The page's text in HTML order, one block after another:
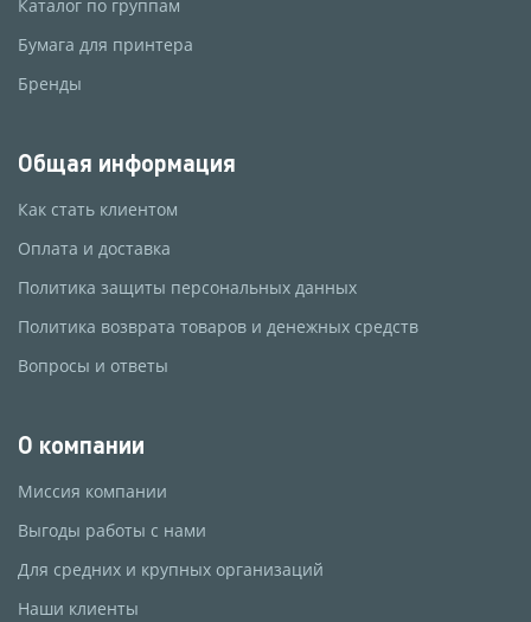
Каталог по группам
Бумага для принтера
Бренды
Общая информация
Как стать клиентом
Оплата и доставка
Политика защиты персональных данных
Политика возврата товаров и денежных средств
Вопросы и ответы
О компании
Миссия компании
Выгоды работы с нами
Для средних и крупных организаций
Наши клиенты